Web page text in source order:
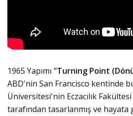
1965 Yapımı "Turning Point
ABD'nin San Francisco kentinde
Üniversitesi'nin Eczacılık
tarafından tasarlanmış ve hayata